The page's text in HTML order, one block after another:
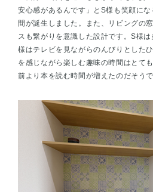
安心感があるんです」とS様も笑顔に
間が誕生しました。また、リビングの
スも繋がりを意識した設計です。S様
様はテレビを見ながらのんびりとした
を感じながら楽しむ趣味の時間はとて
前より本を読む時間が増えたのだそうで